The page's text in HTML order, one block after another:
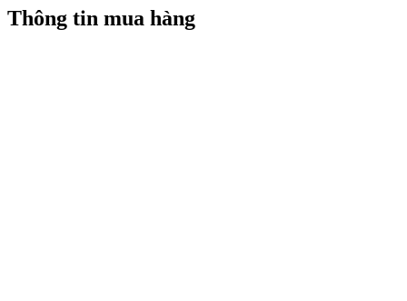
Thông tin mua hàng